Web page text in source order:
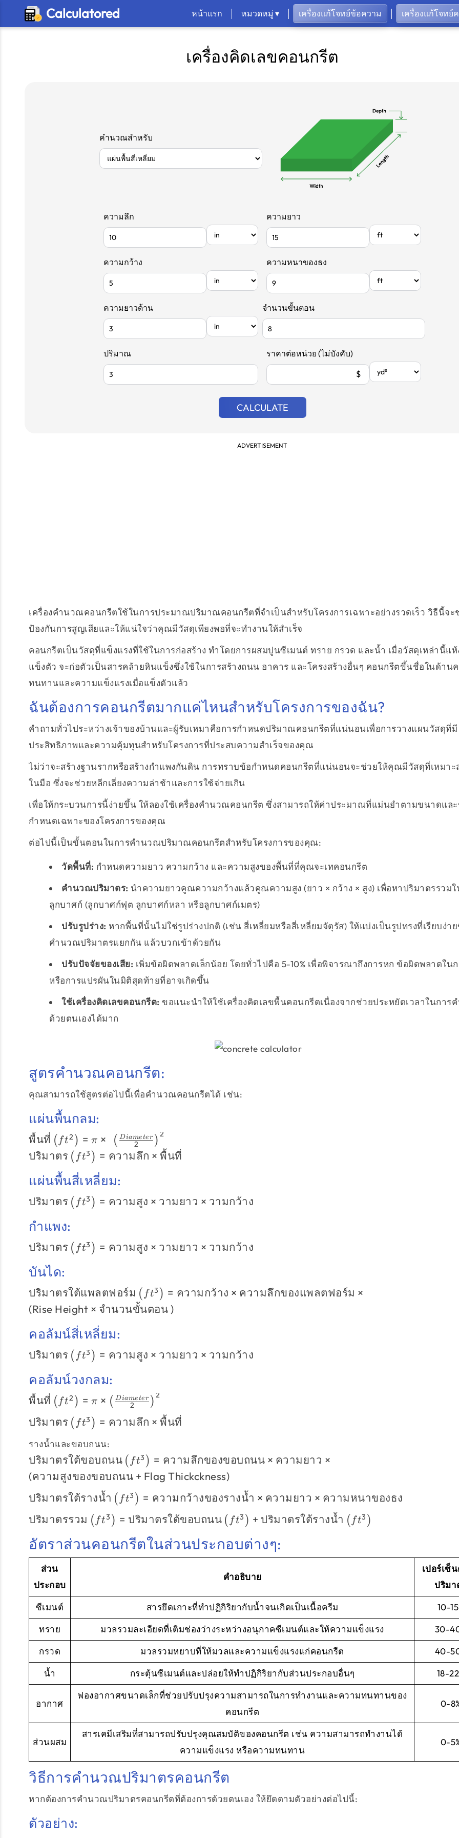
Calculatored หน้าแรก หมวดหมู่ ▾ เครื่องแก้โจทย์ข้อความ เครื่องแก้โจทย์
เครื่องคิดเลขคอนกรีต
คำนวณสำหรับ
ความลึก ความยาว
ความกว้าง ความหนาของธง
ความยาวด้าน จำนวนขั้นตอน
ปริมาณ
ราคาต่อหน่วย (ไม่บังคับ)
$
CALCULATE
ADVERTISEMENT
เครื่องคำนวณคอนกรีตใช้ในการประมาณปริมาณคอนกรีตที่จำเป็นสำหรับโครงการเฉพาะอย่างรวดเร็ว วิธีนี้จะ
ป้องกันการสูญเสียและให้แน่ใจว่าคุณมีวัสดุเพียงพอที่จะทำงานให้สำเร็จ
คอนกรีตเป็นวัสดุที่แข็งแรงที่ใช้ในการก่อสร้าง ทำโดยการผสมปูนซีเมนต์ ทราย กรวด และน้ำ เมื่อวัสดุเหล่านี้แห้
แข็งตัว จะก่อตัวเป็นสารคล้ายหินแข็งซึ่งใช้ในการสร้างถนน อาคาร และโครงสร้างอื่นๆ คอนกรีตขึ้นชื่อในด้าน
ทนทานและความแข็งแรงเมื่อแข็งตัวแล้ว
ฉันต้องการคอนกรีตมากแค่ไหนสำหรับโครงการของฉัน?
คำถามทั่วไประหว่างเจ้าของบ้านและผู้รับเหมาคือการกำหนดปริมาณคอนกรีตที่แน่นอนเพื่อการวางแผนวัสดุที่มี
ประสิทธิภาพและความคุ้มทุนสำหรับโครงการที่ประสบความสำเร็จของคุณ
ไม่ว่าจะสร้างฐานรากหรือสร้างกำแพงกันดิน การทราบข้อกำหนดคอนกรีตที่แน่นอนจะช่วยให้คุณมีวัสดุที่เหมาะ
ในมือ ซึ่งจะช่วยหลีกเลี่ยงความล่าช้าและการใช้จ่ายเกิน
เพื่อให้กระบวนการนี้ง่ายขึ้น ให้ลองใช้เครื่องคำนวณคอนกรีต ซึ่งสามารถให้ค่าประมาณที่แม่นยำตามขนาดแล
กำหนดเฉพาะของโครงการของคุณ
ต่อไปนี้เป็นขั้นตอนในการคำนวณปริมาณคอนกรีตสำหรับโครงการของคุณ:
วัดพื้นที่: กำหนดความยาว ความกว้าง และความสูงของพื้นที่ที่คุณจะเทคอนกรีต
คำนวณปริมาตร: นำความยาวคูณความกว้างแล้วคูณความสูง (ยาว × กว้าง × สูง) เพื่อหาปริมาตรรวม
ลูกบาศก์ (ลูกบาศก์ฟุต ลูกบาศก์หลา หรือลูกบาศก์เมตร)
ปรับรูปร่าง: หากพื้นที่นั้นไม่ใช่รูปร่างปกติ (เช่น สี่เหลี่ยมหรือสี่เหลี่ยมจัตุรัส) ให้แบ่งเป็นรูปทรงที่เรียบง่า
คำนวณปริมาตรแยกกัน แล้วบวกเข้าด้วยกัน
ปรับปัจจัยของเสีย: เพิ่มข้อผิดพลาดเล็กน้อย โดยทั่วไปคือ 5-10% เพื่อพิจารณาถึงการหก ข้อผิดพลาดใน
หรือการแปรผันในมิติสุดท้ายที่อาจเกิดขึ้น
ใช้เครื่องคิดเลขคอนกรีต: ขอแนะนำให้ใช้เครื่องคิดเลขพื้นคอนกรีตเนื่องจากช่วยประหยัดเวลาในการ
ด้วยตนเองได้มาก
สูตรคำนวณคอนกรีต:
คุณสามารถใช้สูตรต่อไปนี้เพื่อคำนวณคอนกรีตได้ เช่น:
แผ่นพื้นกลม:
พื้นที่ \left(ft^{2}\right) = \pi
\times \left(\frac{Diameter}
{2}\right)^{2}
พื้นที่ ( ft2 ) = π × ( 2
Diameter )
2
ปริมาตร\left(ft^{3}\right)
= ความลึก \times พื้นที่
ปริมาตร ( ft3 ) = ความลึก × พื้นที่
แผ่นพื้นสี่เหลี่ยม:
ปริมาตร\left(ft^{3}\right)
= ความสูง \times วาม
ยาว \times วามกว้าง
ปริมาตร ( ft3 ) = ความสูง × วามยาว × วามกว้าง
กำแพง:
ปริมาตร\left(ft^{3}\right)
= ความสูง \times วาม
ยาว \times วามกว้าง
ปริมาตร ( ft3 ) = ความสูง × วามยาว × วามกว้าง
บันได:
\text{ปริมาตรใต้
แพลตฟอร์ม}
\left(ft^{3}\right)
= ความกว้าง
\times
\text{ความลึก
ของแพลตฟอร์ม}
\times
\left(\text{Rise
Height} \times
\text{จำนวนขั้น
ตอน }\right)
ปริมาตรใต้แพลตฟอร์ม ( ft3 ) = ความกว้าง × ความลึกของแพลตฟอร์ม ×
(Rise Height × จำนวนขั้นตอน)
คอลัมน์สี่เหลี่ยม:
ปริมาตร\left(ft^{3}\right)
= ความสูง \times วาม
ยาว \times วามกว้าง
ปริมาตร ( ft3 ) = ความสูง × วามยาว × วามกว้าง
คอลัมน์วงกลม:
พื้นที่\left(ft^{2}\right)
= \pi \times
\left(\frac{Diameter}
{2}\right)^{2}
พื้นที่ ( ft2 ) = π × ( 2
Diameter )
2
ปริมาตร\left(ft^{3}\right)
= ความลึก \times พื้นที่
ปริมาตร ( ft3 ) = ความลึก × พื้นที่
รางน้ำและขอบถนน:
\text{ปริมาตรใต้
ขอบถนน}
\left(ft^{3}\right)
= \text{ความลึก
\times ความยาว
\left(\text{ความ
สูงของขอบถนน} +
\text{Flag
Thickckness}\right
)
ปริมาตรใต้ขอบถนน ( ft3 ) = ความลึกของขอบถนน × ความยาว ×
(ความสูงของขอบถนน + Flag Thickckness)
\text{ปริมาตรใต้
\left(ft^{3}\right)
กว้างของรางน้ำ}
\times ความยาว
\times
\text{ความหนา
ของธง}
ปริมาตรใต้รางน้ำ ( ft3 ) = ความกว้างของรางน้ำ × ความยาว × ความหนาของธง
\text{ปริมาตร
\left(ft^{3}\right)
= \text{ปริมาตร
ใต้ขอบถนน}
\left(ft^{3}\right)
+ \text{ปริมาตร
ใต้รางน้ำ} \left(ft
^{3}\right)
ปริมาตรรวม ( ft3 ) = ปริมาตรใต้ขอบถนน ( ft3 ) + ปริมาตรใต้รางน้ำ ( ft3 )
อัตราส่วนคอนกรีตในส่วนประกอบต่างๆ:
ส่วน
ประกอบ
คำอธิบาย
เปอร์เซ็
ปริมา
ซีเมนต์ สารยึดเกาะที่ทำปฏิกิริยากับน้ำจนเกิดเป็นเนื้อครีม 10-
ทราย มวลรวมละเอียดที่เติมช่องว่างระหว่างอนุภาคซีเมนต์และให้ความแข็งแรง 30-
กรวด มวลรวมหยาบที่ให้มวลและความแข็งแรงแก่คอนกรีต 40-
น้ำ กระตุ้นซีเมนต์และปล่อยให้ทำปฏิกิริยากับส่วนประกอบอื่นๆ 18-
อากาศ
ฟองอากาศขนาดเล็กที่ช่วยปรับปรุงความสามารถในการทำงานและความทนทานของ
คอนกรีต
0-
ส่วนผสม
สารเคมีเสริมที่สามารถปรับปรุงคุณสมบัติของคอนกรีต เช่น ความสามารถทำงานได้
ความแข็งแรง หรือความทนทาน
0-
วิธีการคำนวณปริมาตรคอนกรีต
หากต้องการคำนวณปริมาตรคอนกรีตที่ต้องการด้วยตนเอง ให้ยึดตามตัวอย่างต่อไปนี้:
ตัวอย่าง: